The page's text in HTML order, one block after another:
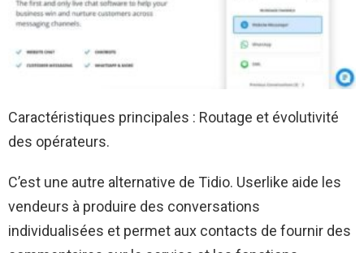
Caractéristiques principales : Routage et évolutivité
des opérateurs.
C’est une autre alternative de Tidio. Userlike aide les
vendeurs à produire des conversations
individualisées et permet aux contacts de fournir des